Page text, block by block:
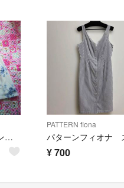
PATTERN パターンフィオナのスカート
PATTERN fiona
¥700